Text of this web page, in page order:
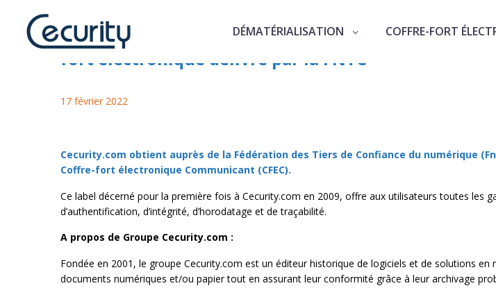
DÉMATÉRIALISATION COFFRE-FORT
Cecurity.com confirme son statut d'expert en
fort électronique délivré par la FNTC
17 février 2022
Cecurity.com obtient auprès de la Fédération des Tiers de Confiance du numérique
Coffre-fort électronique Communicant (CFEC).
Ce label décerné pour la première fois à Cecurity.com en 2009, offre aux utilisateurs toutes les
d’authentification, d’intégrité, d’horodatage et de traçabilité.
A propos de Groupe Cecurity.com :
Fondée en 2001, le groupe Cecurity.com est un éditeur historique de logiciels et de solutions
documents numériques et/ou papier tout en assurant leur conformité grâce à leur archivage